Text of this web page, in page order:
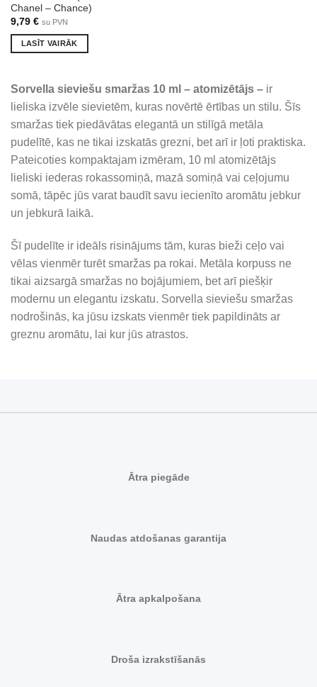
Chanel – Chance)
9,79 € su PVN
LASĪT VAIRĀK
Sorvella sieviešu smaržas 10 ml – atomizētājs – ir
lieliska izvēle sievietēm, kuras novērtē ērtības un stilu. Šīs
smaržas tiek piedāvātas elegantā un stilīgā metāla
pudelītē, kas ne tikai izskatās grezni, bet arī ir ļoti praktiska.
Pateicoties kompaktajam izmēram, 10 ml atomizētājs
lieliski iederas rokassomiņā, mazā somiņā vai ceļojumu
somā, tāpēc jūs varat baudīt savu iecienīto aromātu jebkur
un jebkurā laikā.
Šī pudelīte ir ideāls risinājums tām, kuras bieži ceļo vai
vēlas vienmēr turēt smaržas pa rokai. Metāla korpuss ne
tikai aizsargā smaržas no bojājumiem, bet arī piešķir
modernu un elegantu izskatu. Sorvella sieviešu smaržas
nodrošinās, ka jūsu izskats vienmēr tiek papildināts ar
greznu aromātu, lai kur jūs atrastos.
Ātra piegāde
Naudas atdošanas garantija
Ātra apkalpošana
Droša izrakstīšanās